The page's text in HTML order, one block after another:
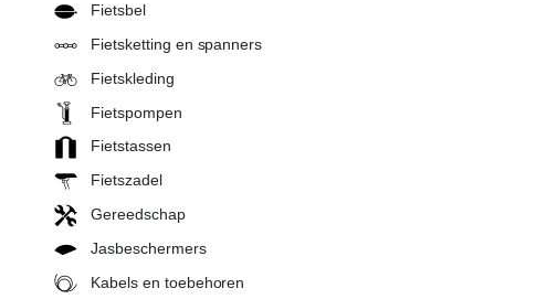
Fietsbel
Fietsketting en spanners
Fietskleding
Fietspompen
Fietstassen
Fietszadel
Gereedschap
Jasbeschermers
Kabels en toebehoren